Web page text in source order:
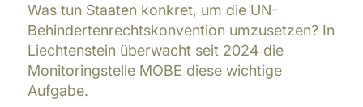
Was tun Staaten konkret, um die UN-
Behindertenrechtskonvention umzusetzen? In
Liechtenstein überwacht seit 2024 die
Monitoringstelle MOBE diese wichtige
Aufgabe.